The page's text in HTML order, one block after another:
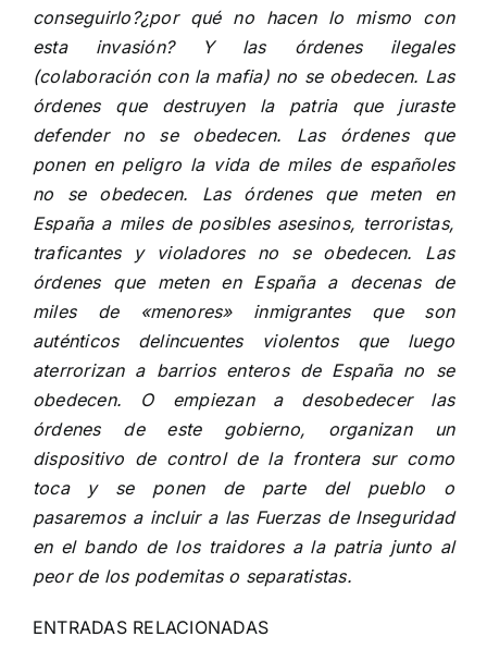
conseguirlo?¿por qué no hacen lo mismo con
esta invasión? Y las órdenes ilegales
(colaboración con la mafia) no se obedecen. Las
órdenes que destruyen la patria que juraste
defender no se obedecen. Las órdenes que
ponen en peligro la vida de miles de españoles
no se obedecen. Las órdenes que meten en
España a miles de posibles asesinos, terroristas,
traficantes y violadores no se obedecen. Las
órdenes que meten en España a decenas de
miles de «menores» inmigrantes que son
auténticos delincuentes violentos que luego
aterrorizan a barrios enteros de España no se
obedecen. O empiezan a desobedecer las
órdenes de este gobierno, organizan un
dispositivo de control de la frontera sur como
toca y se ponen de parte del pueblo o
pasaremos a incluir a las Fuerzas de Inseguridad
en el bando de los traidores a la patria junto al
peor de los podemitas o separatistas.
ENTRADAS RELACIONADAS